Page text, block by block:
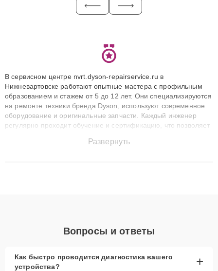
В сервисном центре nvrt.dyson-repairservice.ru в
Нижневартовске работают опытные мастера с профильным
образованием и стажем от 5 до 12 лет. Они специализируются
на ремонте техники бренда Dyson, используют современное
оборудование и оригинальные запчасти. Каждый инженер
регулярно проходит обучение и сертификацию, что позволяет
технику с сохранением гарантии до 3 лет. Наши мастера
Развернуть
Вопросы и ответы
Как быстро проводится диагностика вашего
устройства?
+